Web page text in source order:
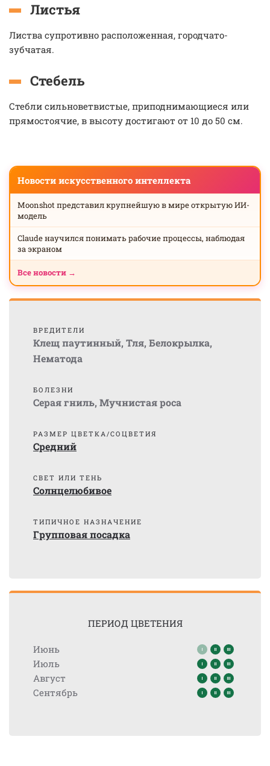
Листья
Листва супротивно расположенная, городчато-
зубчатая.
Стебель
Стебли сильноветвистые, приподнимающиеся или
прямостоячие, в высоту достигают от 10 до 50 см.
Новости искусственного интеллекта
Moonshot представил крупнейшую в мире открытую ИИ-
модель
Claude научился понимать рабочие процессы, наблюдая
за экраном
Все новости →
ВРЕДИТЕЛИ
Клещ паутинный, Тля, Белокрылка,
Нематода
БОЛЕЗНИ
Серая гниль, Мучнистая роса
РАЗМЕР ЦВЕТКА/СОЦВЕТИЯ
Средний
СВЕТ ИЛИ ТЕНЬ
Солнцелюбивое
ТИПИЧНОЕ НАЗНАЧЕНИЕ
Групповая посадка
ПЕРИОД ЦВЕТЕНИЯ
Июнь
Июль
Август
Сентябрь